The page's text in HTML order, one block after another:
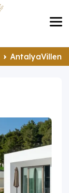
AntalyaVillen